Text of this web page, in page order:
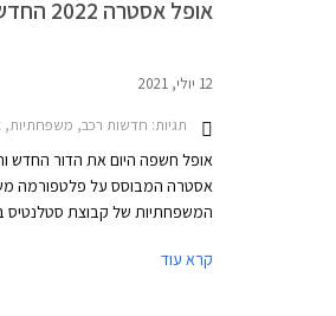
אופל אסטרה 2022 החדשה נחשפה
12 יולי, 2021
תגיות: חדשות רכב, משפחתיות, אופל, אופל
אופל חשפה היום את הדור החדש
אסטרה המבוסס על פלטפורמה
העדכנית של המותג ויוצע בין היתר
קרא עוד